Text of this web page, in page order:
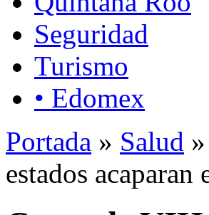
Seguridad
Turismo
• Edomex
Portada » Salud
estados